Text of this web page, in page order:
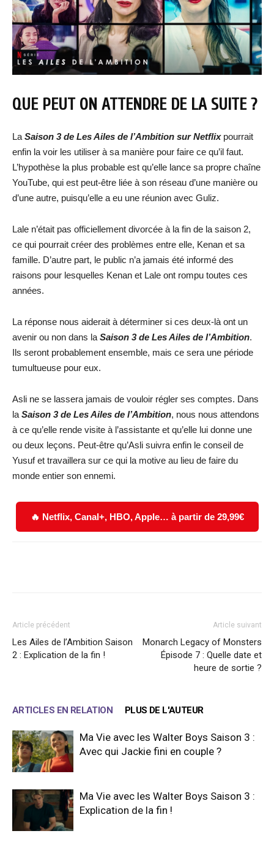
QUE PEUT ON ATTENDRE DE LA SUITE ?
La Saison 3 de Les Ailes de l’Ambition sur Netflixpourrait
enfin la voir les utiliser à sa manière pour faire ce qu’il faut.
L’hypothèse la plus probable est qu’elle lance sa propre chaîne
YouTube, qui est peut-être liée à son réseau d’une manière ou
d’une autre, puisqu’elle a eu une réunion avec Guliz.
Lale n’était pas officiellement divorcée à la fin de la saison 2,
ce qui pourrait créer des problèmes entre elle, Kenan et sa
famille. D’autre part, le public n’a jamais été informé des
raisons pour lesquelles Kenan et Lale ont rompu toutes ces
années.
La réponse nous aiderait à déterminer si ces deux-là ont un
avenir ou non dans la Saison 3 de Les Ailes de l’Ambition.
Ils seront probablement ensemble, mais ce sera une période
tumultueuse pour eux.
Asli ne se lassera jamais de vouloir régler ses comptes. Dans
la Saison 3 de Les Ailes de l’Ambition, nous nous attendons
à ce qu’elle rende visite à l’assistante et qu’elle lui donne une
ou deux leçons. Peut-être qu’Asli suivra enfin le conseil de
Yusuf et travaillera sur ce qui la motive au lieu de faire du
monde entier son ennemi.
🔥 Netflix, Canal+, HBO, Apple… à partir de 29,99€
Article précédent
Les Ailes de l’Ambition Saison
2 : Explication de la fin !
Article suivant
Monarch Legacy of Monsters
Épisode 7 : Quelle date et
heure de sortie ?
ARTICLES EN RELATION PLUS DE L'AUTEUR
Ma Vie avec les Walter Boys Saison 3 :
Avec qui Jackie fini en couple ?
Ma Vie avec les Walter Boys Saison 3 :
Explication de la fin !